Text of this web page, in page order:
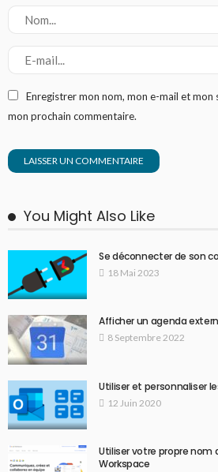
Enregistrer mon nom, mon e-mail et
mon prochain commentaire.
You Might Also Like
Se déconnecter de son
18 Mai 2023
Afficher un agenda
8 Septembre 2022
Utiliser et personnaliser
12 Juin 2020
Utiliser votre propre nom
Workspace